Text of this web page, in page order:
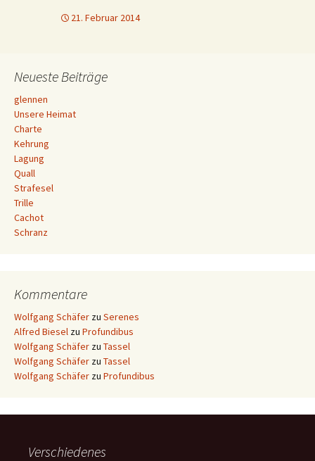
21. Februar 2014
Neueste Beiträge
glennen
Unsere Heimat
Charte
Kehrung
Lagung
Quall
Strafesel
Trille
Cachot
Schranz
Kommentare
Wolfgang Schäfer zu Serenes
Alfred Biesel zu Profundibus
Wolfgang Schäfer zu Tassel
Wolfgang Schäfer zu Tassel
Wolfgang Schäfer zu Profundibus
Verschiedenes